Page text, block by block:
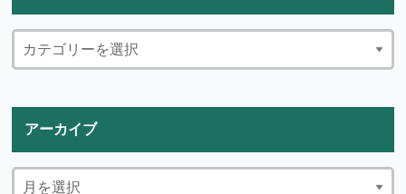
アーカイブ